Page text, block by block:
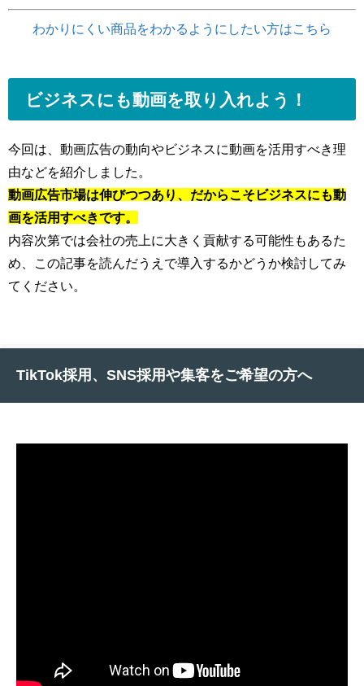
わかりにくい商品をわかるようにしたい方はこちら
ビジネスにも動画を取り入れよう！
今回は、動画広告の動向やビジネスに動画を活用すべき理
由などを紹介しました。
動画広告市場は伸びつつあり、だからこそビジネスにも動
画を活用すべきです。
内容次第では会社の売上に大きく貢献する可能性もあるた
め、この記事を読んだうえで導入するかどうか検討してみ
てください。
TikTok採用、SNS採用や集客をご希望の方へ